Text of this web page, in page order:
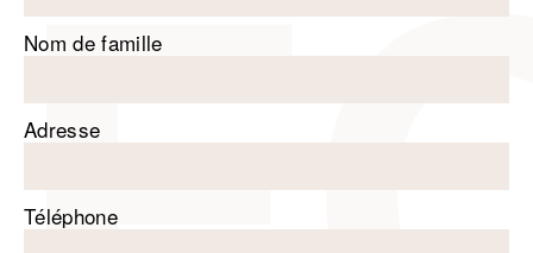
Nom de famille
Adresse
Téléphone